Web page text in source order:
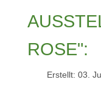
OSE":
Erstellt: 03.